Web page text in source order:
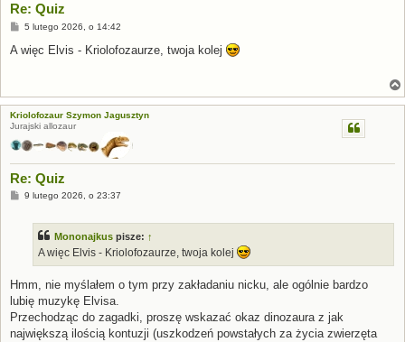
Re: Quiz
P
s
5 lutego 2026, o 14:42
A więc Elvis - Kriolofozaurze, twoja kolej
Kriolofozaur Szymon Jagusztyn
Jurajski allozaur
Re: Quiz
P9 lutego 2026, o 23:37
Mononajkus pisze: ↑
A więc Elvis - Kriolofozaurze, twoja kolej
Hmm, nie myślałem o tym przy zakładaniu nicku, ale ogólnie bardzo
lubię muzykę Elvisa.
Przechodząc do zagadki, proszę wskazać okaz dinozaura z jak
największą ilością kontuzji (uszkodzeń powstałych za życia zwierzęta